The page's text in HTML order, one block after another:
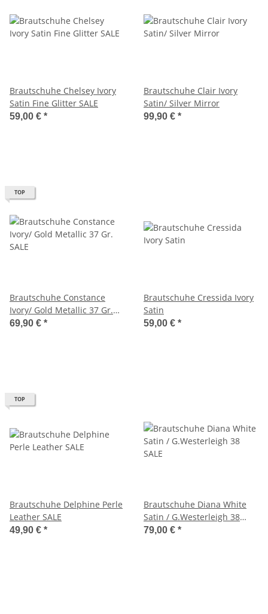
Brautschuhe Chelsey Ivory
Satin Fine Glitter SALE
59,00 € *
Brautschuhe Clair Ivory
Satin/ Silver Mirror
99,90 € *
TOP
Brautschuhe Constance
Ivory/ Gold Metallic 37 Gr.
SALE
69,90 € *
Brautschuhe Cressida Ivory
Satin
59,00 € *
TOP
Brautschuhe Delphine Perle
Leather SALE
49,90 € *
Brautschuhe Diana White
Satin / G.Westerleigh 38
SALE
79,00 € *